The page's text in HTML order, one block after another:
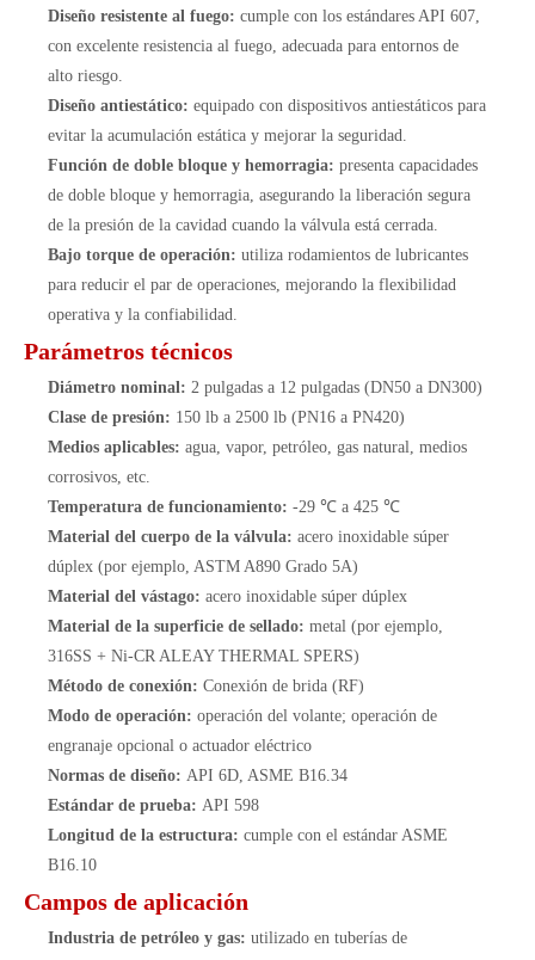
Diseño resistente al fuego: cumple con los estándares API 607,
con excelente resistencia al fuego, adecuada para entornos de
alto riesgo.
Diseño antiestático: equipado con dispositivos antiestáticos para
evitar la acumulación estática y mejorar la seguridad.
Función de doble bloque y hemorragia: presenta capacidades
de doble bloque y hemorragia, asegurando la liberación segura
de la presión de la cavidad cuando la válvula está cerrada.
Bajo torque de operación: utiliza rodamientos de lubricantes
para reducir el par de operaciones, mejorando la flexibilidad
operativa y la confiabilidad.
Parámetros técnicos
Diámetro nominal: 2 pulgadas a 12 pulgadas (DN50 a DN300)
Clase de presión: 150 lb a 2500 lb (PN16 a PN420)
Medios aplicables: agua, vapor, petróleo, gas natural, medios
corrosivos, etc.
Temperatura de funcionamiento: -29 ℃ a 425 ℃
Material del cuerpo de la válvula: acero inoxidable súper
dúplex (por ejemplo, ASTM A890 Grado 5A)
Material del vástago: acero inoxidable súper dúplex
Material de la superficie de sellado: metal (por ejemplo,
316SS + Ni-CR ALEAY THERMAL SPERS)
Método de conexión: Conexión de brida (RF)
Modo de operación: operación del volante; operación de
engranaje opcional o actuador eléctrico
Normas de diseño: API 6D, ASME B16.34
Estándar de prueba: API 598
Longitud de la estructura: cumple con el estándar ASME
B16.10
Campos de aplicación
Industria de petróleo y gas: utilizado en tuberías de